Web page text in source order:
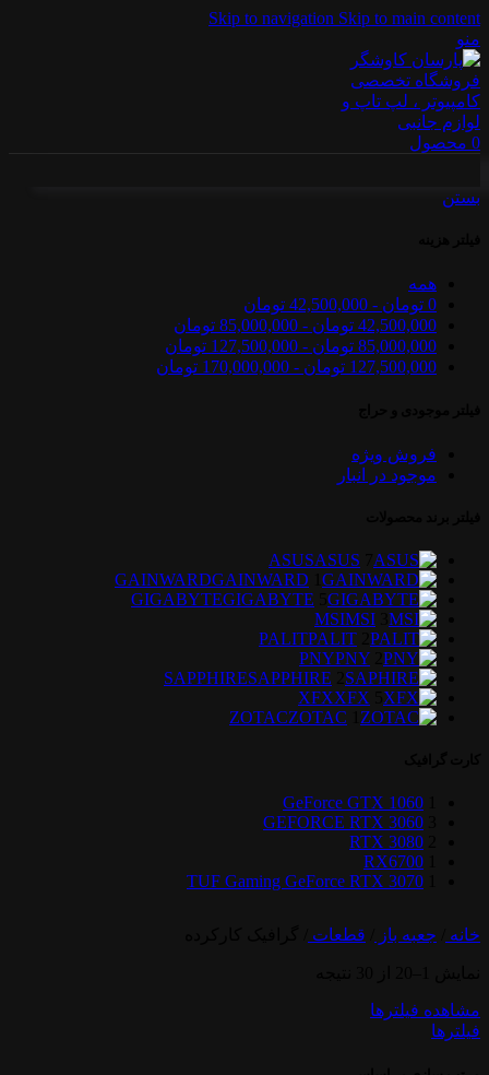
Skip to navigation Skip to main content
منو
0 محصول
بستن
همه
0 تومان -
42,500,000 تومان
42,500,000 تومان -
85,000,000 تومان
85,000,000 تومان -
127,500,000 تومان
127,500,000 تومان -
170,000,000 تومان
فروش ویژه
موجود در انبار
ASUSASUS
GAINWARDGAINWARD
GIGABYTEGIGABYTE
MSIMSI
PALITPALIT
PNYPNY
SAPPHIRESAPPHIRE
XFXXFX
ZOTACZOTAC
GeForce GTX 1060
GEFORCE RTX 3060
RTX 3080
RX6700
TUF Gaming GeForce RTX 3070
خانه جعبه باز قطعات
مشاهده فیلترها
فیلترها